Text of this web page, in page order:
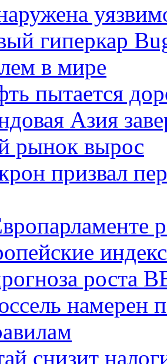
гиперкар
в мире
пытается
Азия
рынок вырос
призвал
роста
намерен
снизит